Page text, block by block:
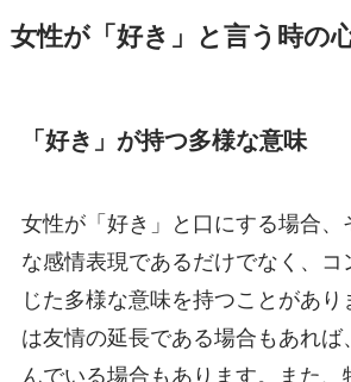
女性が「好き」と言う時の
「好き」が持つ多様な意味
女性が「好き」と口にする場合、
な感情表現であるだけでなく、コ
じた多様な意味を持つことがあり
は友情の延長である場合もあれば
んでいる場合もあります。また、